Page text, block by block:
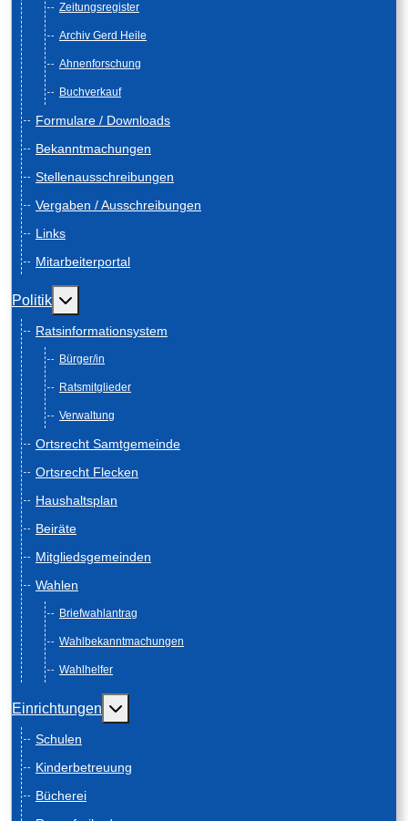
Zeitungsregister
Archiv Gerd Heile
Ahnenforschung
Buchverkauf
Formulare / Downloads
Bekanntmachungen
Stellenausschreibungen
Vergaben / Ausschreibungen
Links
Mitarbeiterportal
Politik Weitere Informationen: Politik
Ratsinformationsystem
Bürger/in
Ratsmitglieder
Verwaltung
Ortsrecht Samtgemeinde
Ortsrecht Flecken
Haushaltsplan
Beiräte
Mitgliedsgemeinden
Wahlen
Briefwahlantrag
Wahlbekanntmachungen
Wahlhelfer
Einrichtungen Weitere Informationen: Einrichtungen
Schulen
Kinderbetreuung
Bücherei